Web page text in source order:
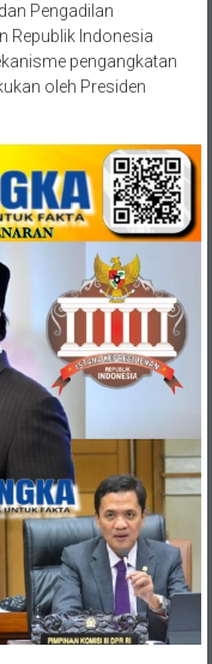
Pengadilan
Republik Indonesia
pengangkatan
oleh Presiden